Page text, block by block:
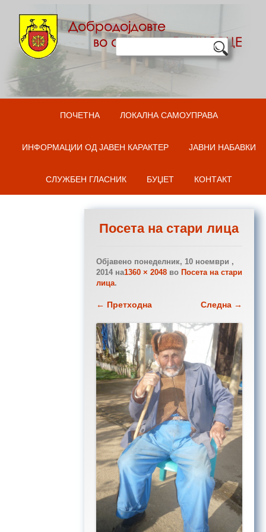
ПОЧЕТНА
ЛОКАЛНА САМОУПРАВА
ИНФОРМАЦИИ ОД ЈАВЕН КАРАКТЕР ЈАВНИ НАБАВКИ
СЛУЖБЕН ГЛАСНИК БУЏЕТ КОНТАКТ
Посета на стари лица
Објавено понеделник, 10 ноември ,
2014на1360 × 2048во Посета на стари
лица.
← Претходна Следна →